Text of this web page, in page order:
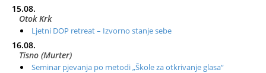
15.08.
Otok Krk
Ljetni DOP retreat – Izvorno stanje sebe
16.08.
Tisno (Murter)
Seminar pjevanja po metodi „Škole za otkrivanje glasa“